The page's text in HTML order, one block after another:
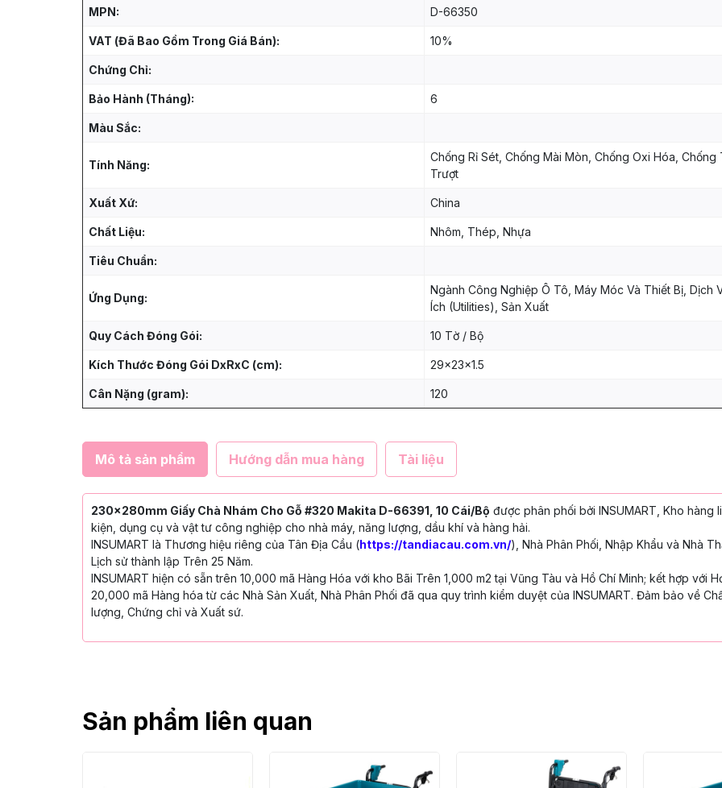
MPN: D-66350
VAT (Đã Bao Gồm Trong Giá Bán): 10%
Chứng Chỉ:
Bảo Hành (Tháng): 6
Màu Sắc:
Tính Năng:
Chống Rỉ Sét, Chống Mài Mòn, Chống Oxi Hóa, Chống
Trượt
Xuất Xứ: China
Chất Liệu: Nhôm, Thép, Nhựa
Tiêu Chuẩn:
Ứng Dụng:
Ngành Công Nghiệp Ô Tô, Máy Móc Và Thiết Bị, Dịch
Ích (Utilities), Sản Xuất
Quy Cách Đóng Gói: 10 Tờ / Bộ
Kích Thước Đóng Gói DxRxC (cm): 29x23x1.5
Cân Nặng (gram): 120
Mô tả sản phẩm Hướng dẫn mua hàng Tài liệu
230x280mm Giấy Chà Nhám Cho Gỗ #320 Makita D-66391, 10 Cái/Bộ được phân phối bởi INSUMART, Kho hàng
kiện, dụng cụ và vật tư công nghiệp cho nhà máy, năng lượng, dầu khí và hàng hải.
INSUMART là Thương hiệu riêng của Tân Địa Cầu (https://tandiacau.com.vn/), Nhà Phân Phối, Nhập Khẩu và Nhà
Lịch sử thành lập Trên 25 Năm.
INSUMART hiện có sẵn trên 10,000 mã Hàng Hóa với kho Bãi Trên 1,000 m2 tại Vũng Tàu và Hồ Chí Minh; kết hợp với
20,000 mã Hàng hóa từ các Nhà Sản Xuất, Nhà Phân Phối đã qua quy trình kiểm duyệt của INSUMART. Đảm bảo về
lượng, Chứng chỉ và Xuất sứ.
Sản phẩm liên quan